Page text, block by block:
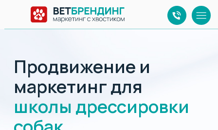
маркетинг для
школы дрессировки
собак
Снизим ваши расходы
Эффективная стратегия - экономия
бюджета